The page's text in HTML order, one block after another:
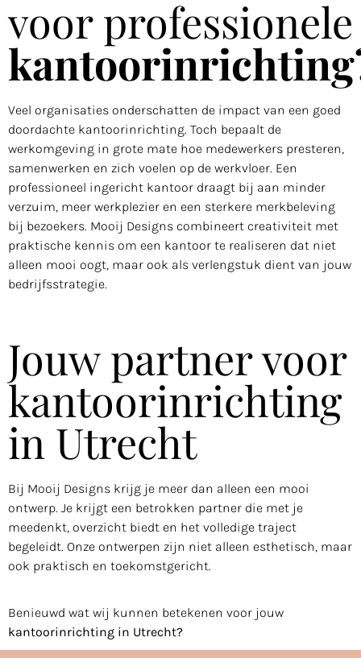
voor professionele
Veel organisaties onderschatten de impact van een goed
doordachte kantoorinrichting. Toch bepaalt de
werkomgeving in grote mate hoe medewerkers presteren,
samenwerken en zich voelen op de werkvloer. Een
professioneel ingericht kantoor draagt bij aan minder
verzuim, meer werkplezier en een sterkere merkbeleving
bij bezoekers. Mooij Designs combineert creativiteit met
praktische kennis om een kantoor te realiseren dat niet
alleen mooi oogt, maar ook als verlengstuk dient van jouw
bedrijfsstrategie.
Jouw partner voor
kantoorinrichting
in Utrecht
Bij Mooij Designs krijg je meer dan alleen een mooi
ontwerp. Je krijgt een betrokken partner die met je
meedenkt, overzicht biedt en het volledige traject
begeleidt. Onze ontwerpen zijn niet alleen esthetisch, maar
ook praktisch en toekomstgericht.
Benieuwd wat wij kunnen betekenen voor jouw
kantoorinrichting in Utrecht?